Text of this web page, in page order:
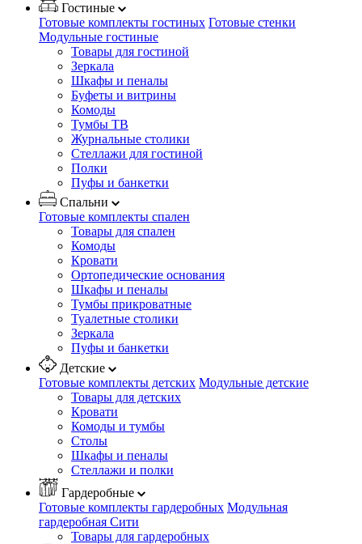
Гостиные
Готовые комплекты гостиных Готовые стенки
Модульные гостиные
Товары для гостиной
Зеркала
Шкафы и пеналы
Буфеты и витрины
Комоды
Тумбы ТВ
Журнальные столики
Стеллажи для гостиной
Полки
Пуфы и банкетки
Спальни
Готовые комплекты спален
Товары для спален
Комоды
Кровати
Ортопедические основания
Шкафы и пеналы
Тумбы прикроватные
Туалетные столики
Зеркала
Пуфы и банкетки
Детские
Готовые комплекты детских Модульные детские
Товары для детских
Кровати
Комоды и тумбы
Столы
Шкафы и пеналы
Стеллажи и полки
Гардеробные
Готовые комплекты гардеробных Модульная
гардеробная Сити
Товары для гардеробных